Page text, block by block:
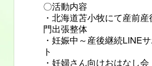
〇活動内容
・北海道苫小牧にて産前
門出張整体
・妊娠中～産後継続LINE
ト
・妊婦さん向けおはなし会